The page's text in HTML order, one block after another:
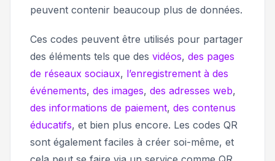
peuvent contenir beaucoup plus de données.
Ces codes peuvent être utilisés pour partager
des éléments tels que des vidéos, des pages
de réseaux sociaux, l’enregistrement à des
événements, des images, des adresses web,
des informations de paiement, des contenus
éducatifs, et bien plus encore. Les codes QR
sont également faciles à créer soi-même, et